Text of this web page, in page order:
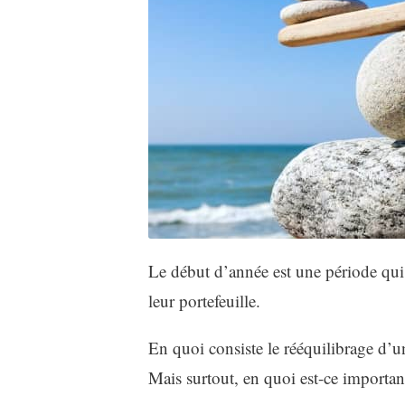
Le début d’année est une période
leur portefeuille.
En quoi consiste le rééquilibrage
Mais surtout, en quoi est-ce